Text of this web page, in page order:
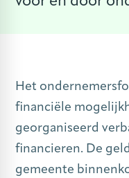
Het
financiële
georganiseerd
financieren. De
gemeente